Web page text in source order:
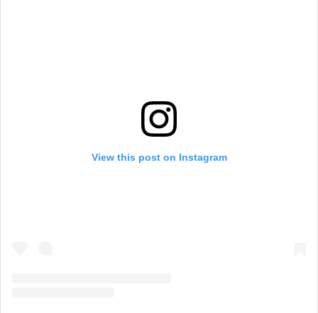
View this post on Instagram